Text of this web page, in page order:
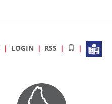
LOGIN RSS